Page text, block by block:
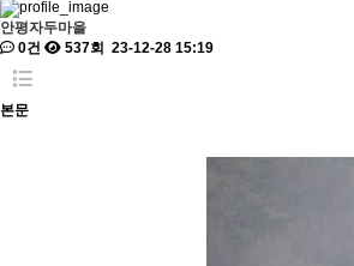
안평자두마을
0건
537회 23-12-28 15:19
본문